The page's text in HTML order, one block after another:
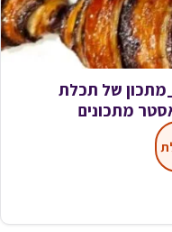
של תכלת
מתכונים